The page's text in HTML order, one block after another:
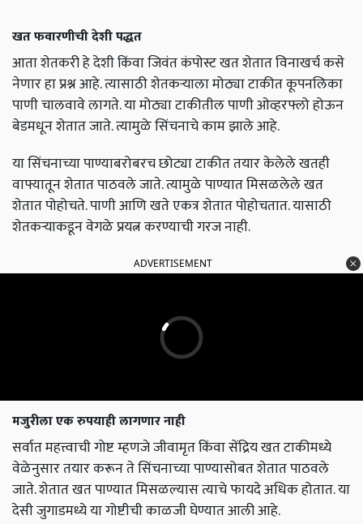
खत फवारणीची देशी पद्धत
आता शेतकरी हे देशी किंवा जिवंत कंपोस्ट खत शेतात विनाखर्च कसे
नेणार हा प्रश्न आहे. त्यासाठी शेतकऱ्याला मोठ्या टाकीत कूपनलिका
पाणी चालवावे लागते. या मोठ्या टाकीतील पाणी ओव्हरफ्लो होऊन
बेडमधून शेतात जाते. त्यामुळे सिंचनाचे काम झाले आहे.
या सिंचनाच्या पाण्याबरोबरच छोट्या टाकीत तयार केलेले खतही
वाफ्यातून शेतात पाठवले जाते. त्यामुळे पाण्यात मिसळलेले खत
शेतात पोहोचते. पाणी आणि खते एकत्र शेतात पोहोचतात. यासाठी
शेतकऱ्याकडून वेगळे प्रयत्न करण्याची गरज नाही.
ADVERTISEMENT
मजुरीला एक रुपयाही लागणार नाही
सर्वात महत्त्वाची गोष्ट म्हणजे जीवामृत किंवा सेंद्रिय खत टाकीमध्ये
वेळेनुसार तयार करून ते सिंचनाच्या पाण्यासोबत शेतात पाठवले
जाते. शेतात खत पाण्यात मिसळल्यास त्याचे फायदे अधिक होतात. या
देसी जुगाडमध्ये या गोष्टीची काळजी घेण्यात आली आहे.